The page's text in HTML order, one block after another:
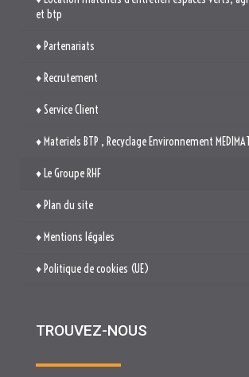
♦ Materiels BTP , Recyclage Environnement MEDIMAT
♦ Le Groupe RHF
♦ Plan du site
♦ Mentions légales
♦ Politique de cookies (UE)
TROUVEZ-NOUS
514. Avenue Jean Monnet
